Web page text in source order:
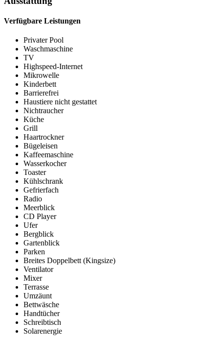
Verfügbare Leistungen
Privater Pool
Waschmaschine
TV
Highspeed-Internet
Mikrowelle
Kinderbett
Barrierefrei
Haustiere nicht gestattet
Nichtraucher
Küche
Grill
Haartrockner
Bügeleisen
Kaffeemaschine
Wasserkocher
Toaster
Kühlschrank
Gefrierfach
Radio
Meerblick
CD Player
Ufer
Bergblick
Gartenblick
Parken
Breites Doppelbett (Kingsize)
Ventilator
Mixer
Terrasse
Umzäunt
Bettwäsche
Handtücher
Schreibtisch
Solarenergie